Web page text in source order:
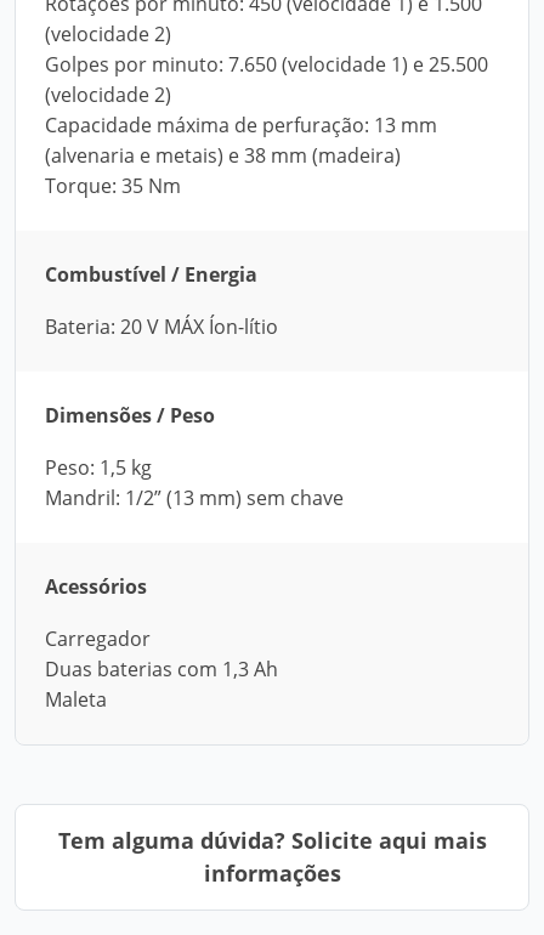
(velocidade 2)
Golpes por minuto: 7.650 (velocidade 1) e 25.500
(velocidade 2)
Capacidade máxima de perfuração: 13 mm
(alvenaria e metais) e 38 mm (madeira)
Torque: 35 Nm
Combustível / Energia
Bateria: 20 V MÁX Íon-lítio
Dimensões / Peso
Peso: 1,5 kg
Mandril: 1/2” (13 mm) sem chave
Acessórios
Carregador
Duas baterias com 1,3 Ah
Maleta
Tem alguma dúvida? Solicite aqui mais
informações